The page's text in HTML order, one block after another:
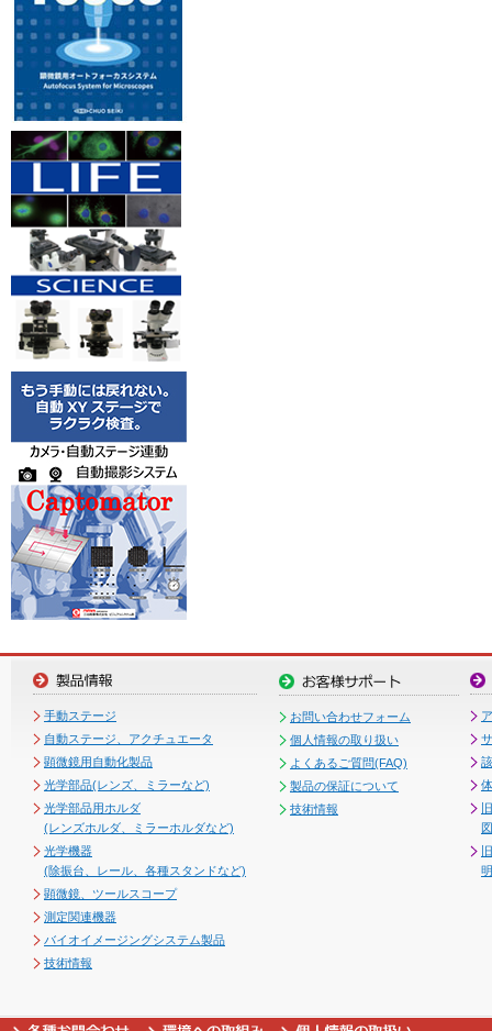
手動ステージ
自動ステージ、アクチュエータ
顕微鏡用自動化製品
光学部品(レンズ、ミラーなど)
光学部品用ホルダ
(レンズホルダ、ミラーホルダなど)
光学機器
(除振台、レール、各種スタンドなど)
顕微鏡、ツールスコープ
測定関連機器
バイオイメージングシステム製品
技術情報
お問い合わせフォーム
個人情報の取り扱い
よくあるご質問(FAQ)
製品の保証について
技術情報